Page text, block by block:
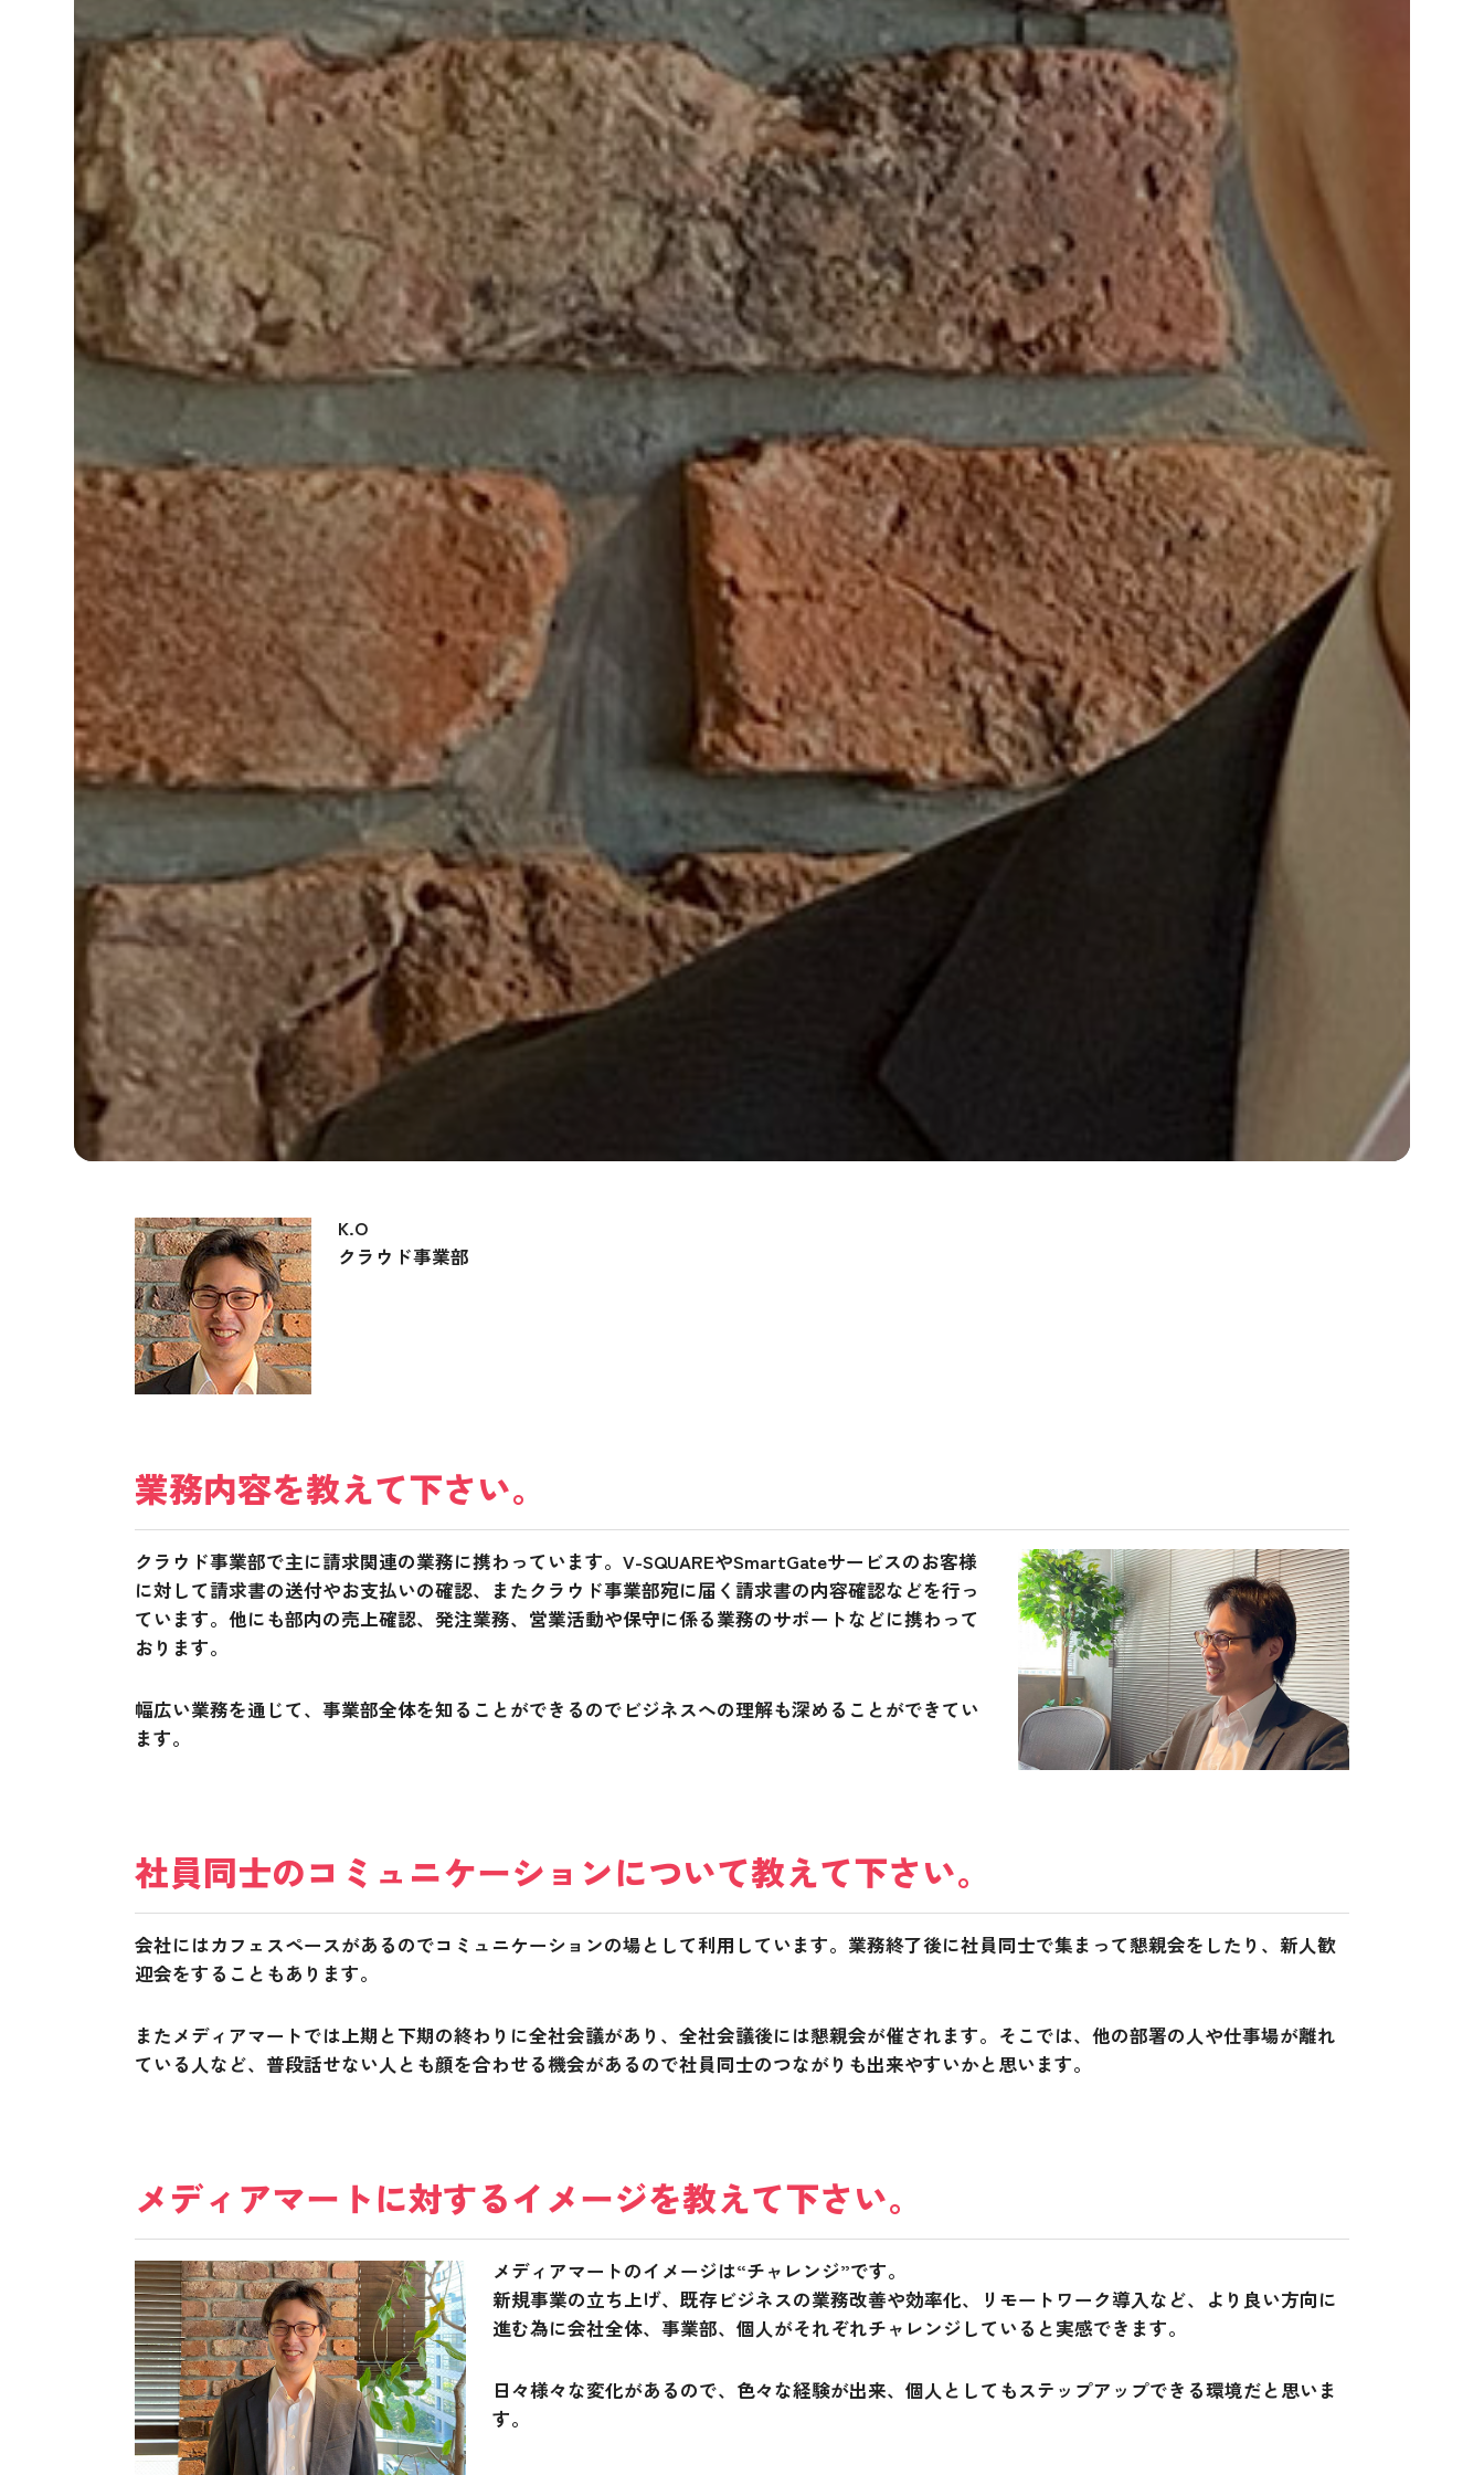
K.O
クラウド事業部
業務内容を教えて下さい。
クラウド事業部で主に請求関連の業務に携わっています。V-SQUAREやSmartGateサービスのお客様
に対して請求書の送付やお支払いの確認、またクラウド事業部宛に届く請求書の内容確認などを行っ
ています。他にも部内の売上確認、発注業務、営業活動や保守に係る業務のサポートなどに携わって
おります。
幅広い業務を通じて、事業部全体を知ることができるのでビジネスへの理解も深めることができてい
ます。
社員同士のコミュニケーションについて教えて下さい。
会社にはカフェスペースがあるのでコミュニケーションの場として利用しています。業務終了後に社員同士で集まって懇親会をしたり、新人歓
迎会をすることもあります。
またメディアマートでは上期と下期の終わりに全社会議があり、全社会議後には懇親会が催されます。そこでは、他の部署の人や仕事場が離れ
ている人など、普段話せない人とも顔を合わせる機会があるので社員同士のつながりも出来やすいかと思います。
メディアマートに対するイメージを教えて下さい。
メディアマートのイメージは“チャレンジ”です。
新規事業の立ち上げ、既存ビジネスの業務改善や効率化、リモートワーク導入など、より良い方向に
進む為に会社全体、事業部、個人がそれぞれチャレンジしていると実感できます。
日々様々な変化があるので、色々な経験が出来、個人としてもステップアップできる環境だと思いま
す。